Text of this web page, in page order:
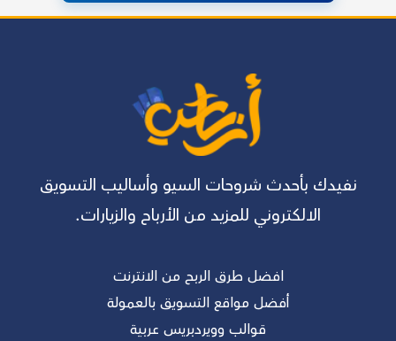
نفيدك بأحدث شروحات السيو وأساليب التسويق
الالكتروني للمزيد من الأرباح والزيارات.
افضل طرق الربح من الانترنت
أفضل مواقع التسويق بالعمولة
قوالب وويردبريس عربية